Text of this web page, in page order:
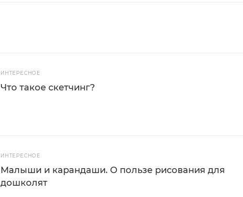
ИНТЕРЕСНОЕ
Что такое скетчинг?
ИНТЕРЕСНОЕ
Малыши и карандаши. О пользе рисования для
дошколят